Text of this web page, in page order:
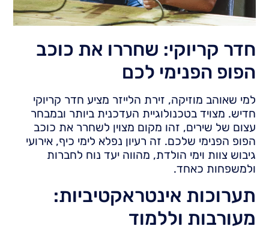
חדר קריוקי: שחררו את כוכב
הפופ הפנימי לכם
למי שאוהב מוזיקה, זירת הלייזר מציע חדר קריוקי
חדיש. מצויד בטכנולוגיית העדכנית ביותר ובמבחר
עצום של שירים, זהו מקום מצוין לשחרר את כוכב
הפופ הפנימי שלכם. זה רעיון נפלא לימי כיף, אירועי
גיבוש צוות וימי הולדת, מהווה יעד נוח לחברות
ולמשפחות כאחד.
תערוכות אינטראקטיביות:
מעורבות וללמוד